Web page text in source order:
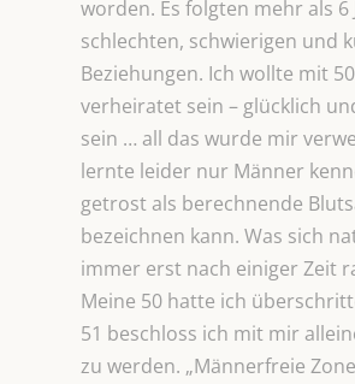
worden. Es folgten mehr als 6
schlechten, schwierigen und
Beziehungen. Ich wollte mit
verheiratet sein – glücklich
sein … all das wurde mir
lernte leider nur Männer
getrost als berechnende
bezeichnen kann. Was sich
immer erst nach einiger Zeit
Meine 50 hatte ich
51 beschloss ich mit mir
zu werden. „Männerfreie